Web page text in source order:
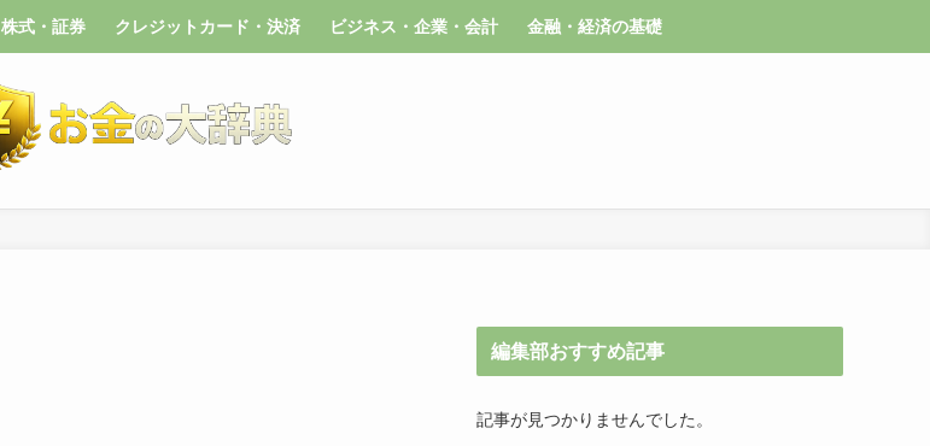
株式・証券 クレジットカード・決済 ビジネス・企業・会計 金融・経済の基礎
編集部おすすめ記事
記事が見つかりませんでした。